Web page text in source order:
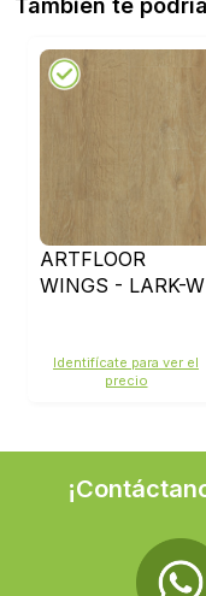
También te
ARTFLOOR
WINGS - LARK-W
Identifícate para ver el
precio